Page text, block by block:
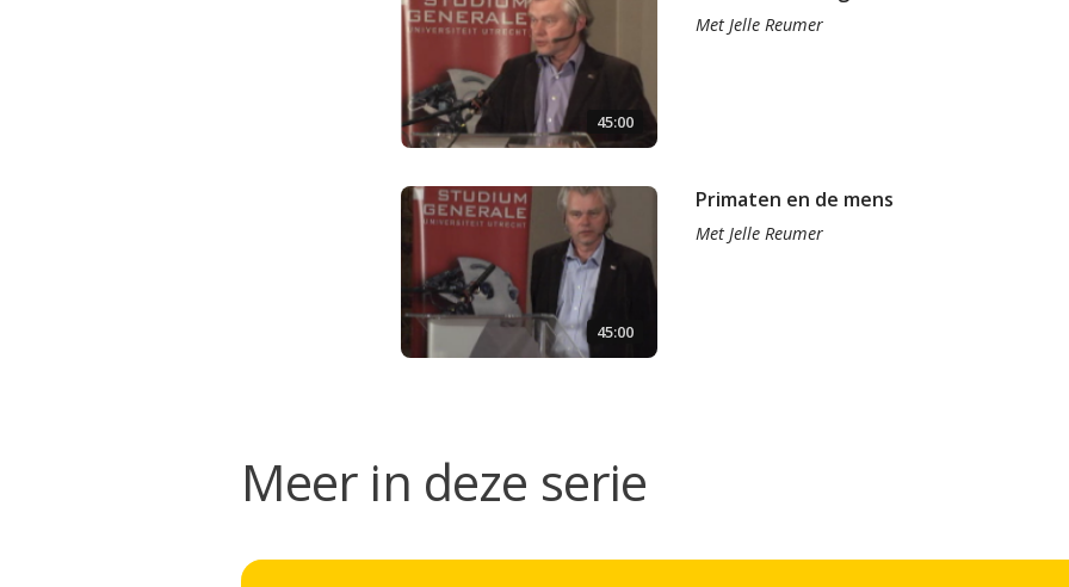
45:00
Met Jelle Reumer
45:00
Primaten en de mens
Met Jelle Reumer
Meer in deze serie